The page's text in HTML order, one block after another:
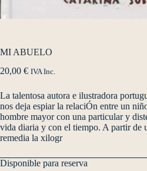
MI ABUELO
20,00 € IVA Inc.
La talentosa autora e ilustradora
nos deja espiar la relaciÓn entre un
hombre mayor con una particular y
vida diaria y con el tiempo. A partir de
remedia la xilogr
Disponible para reserva